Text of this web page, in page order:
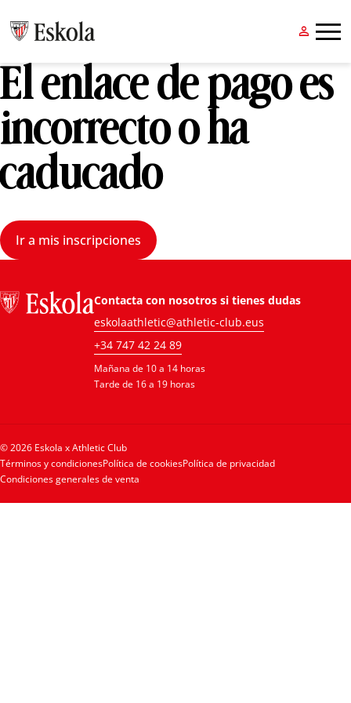
 
El enlace de pago es
incorrecto o ha
caducado
Ir a mis inscripciones
Contacta con nosotros si tienes dudas
eskolaathletic@athletic-club.eus
+34 747 42 24 89
Mañana de 10 a 14 horas
Tarde de 16 a 19 horas
© 2026 Eskola x Athletic Club
Términos y condicionesPolítica de cookiesPolítica de privacidad
Condiciones generales de venta